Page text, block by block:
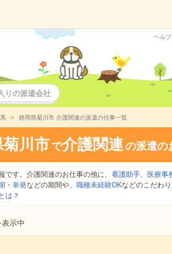
ヘル
りの派遣会社
静岡県菊川市 介護関連の派遣の仕事一覧
川市 で介護関連の派遣の
です。介護関連のお仕事の他に、 看護助手、 医療事
・ 単発などの期間や、 職種未経験OKなどのこだわ
は？
示中